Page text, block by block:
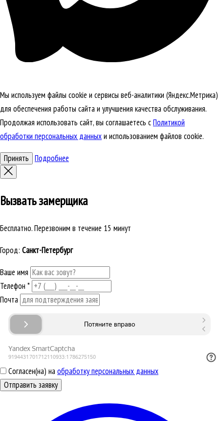
Мы используем файлы cookie и сервисы веб-аналитики (Яндекс.Метрика)
для обеспечения работы сайта и улучшения качества обслуживания.
Продолжая использовать сайт, вы соглашаетесь сПолитикой
обработки персональных данныхи использованием файлов cookie.
Принять Подробнее
Вызвать замерщика
Бесплатно. Перезвоним в течение 15 минут
Город: Санкт-Петербург
Ваше имя
Телефон *
Почта
Согласен(на) наобработку персональных данных
Отправить заявку